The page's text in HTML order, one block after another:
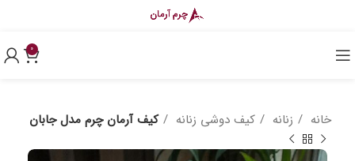
0
خانه زنانه کیف دوشی زنانه کیف آرمان چرم مدل جابان